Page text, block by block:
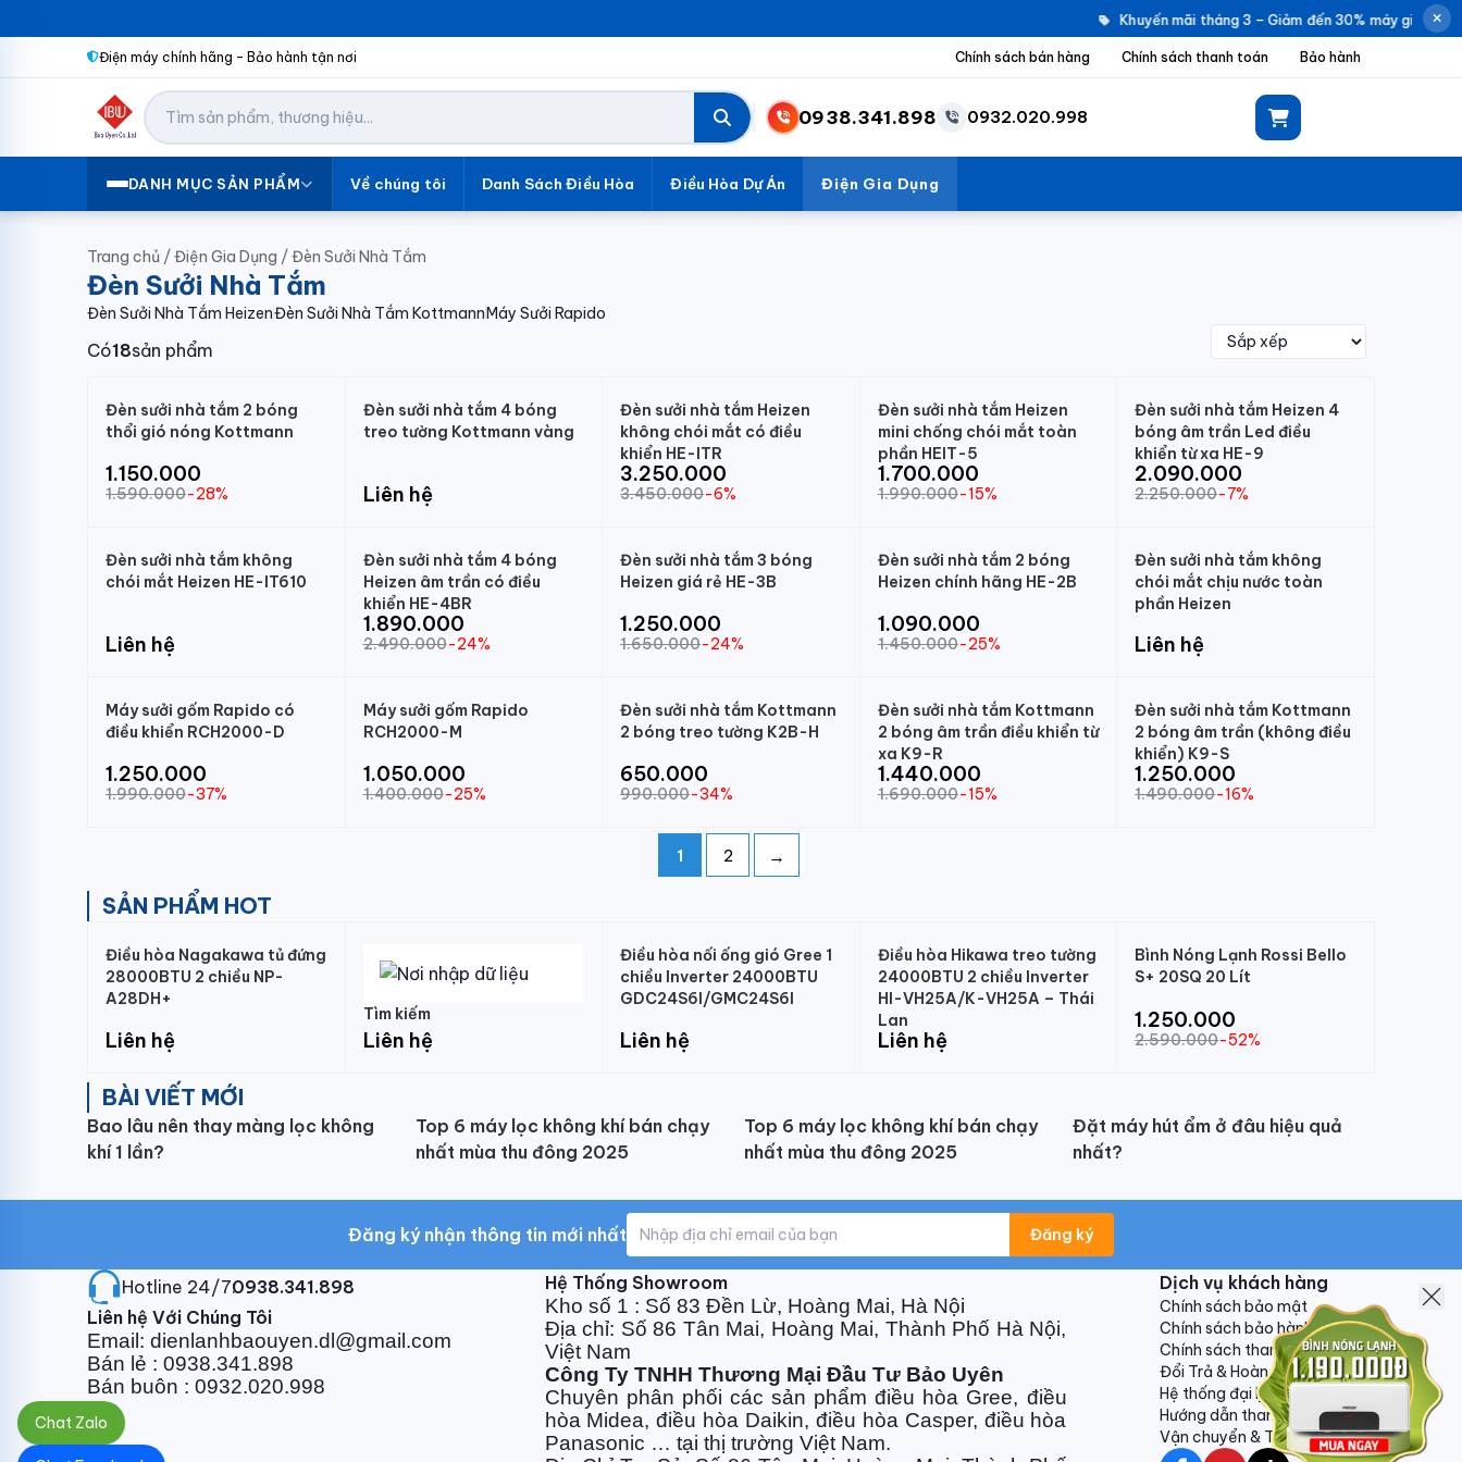
Khuyến mãi tháng 3 – Giảm đến 30% máy giặt
Điện máy chính hãng – Bảo hành tận nơi Chính sách bán hàng Chính sách thanh toán Bảo hành
0938.341.898 0932.020.998
DANH MỤC SẢN PHẨM Về chúng tôi Danh Sách Điều Hòa Điều Hòa Dự Án Điện Gia Dụng
Trang chủ /Điện Gia Dụng /Đèn Sưởi Nhà Tắm
Đèn Sưởi Nhà Tắm
Đèn Sưởi Nhà Tắm HeizenĐèn Sưởi Nhà Tắm KottmannMáy Sưởi Rapido
Có18sản phẩm
Đèn sưởi nhà tắm 2 bóng
thổi gió nóng Kottmann
1.150.000
1.590.000-28%
Đèn sưởi nhà tắm 4 bóng
treo tường Kottmann vàng
Liên hệ
Đèn sưởi nhà tắm Heizen
không chói mắt có điều
khiển HE-ITR
3.250.000
3.450.000-6%
Đèn sưởi nhà tắm Heizen
mini chống chói mắt toàn
phần HEIT-5
1.700.000
1.990.000-15%
Đèn sưởi nhà tắm Heizen 4
bóng âm trần Led điều
khiển từ xa HE-9
2.090.000
2.250.000-7%
Đèn sưởi nhà tắm không
chói mắt Heizen HE-IT610
Liên hệ
Đèn sưởi nhà tắm 4 bóng
Heizen âm trần có điều
khiển HE-4BR
1.890.000
2.490.000-24%
Đèn sưởi nhà tắm 3 bóng
Heizen giá rẻ HE-3B
1.250.000
1.650.000-24%
Đèn sưởi nhà tắm 2 bóng
Heizen chính hãng HE-2B
1.090.000
1.450.000-25%
Đèn sưởi nhà tắm không
chói mắt chịu nước toàn
phần Heizen
Liên hệ
Máy sưởi gốm Rapido có
điều khiển RCH2000-D
1.250.000
1.990.000-37%
Máy sưởi gốm Rapido
RCH2000-M
1.050.000
1.400.000-25%
Đèn sưởi nhà tắm Kottmann
2 bóng treo tường K2B-H
650.000
990.000-34%
Đèn sưởi nhà tắm Kottmann
2 bóng âm trần điều khiển từ
xa K9-R
1.440.000
1.690.000-15%
Đèn sưởi nhà tắm Kottmann
2 bóng âm trần (không điều
khiển) K9-S
1.250.000
1.490.000-16%
1 2 →
SẢN PHẨM HOT
Điều hòa Nagakawa tủ đứng
28000BTU 2 chiều NP-
A28DH+
Liên hệ
Tìm kiếm
Liên hệ
Điều hòa nối ống gió Gree 1
chiều Inverter 24000BTU
GDC24S6I/GMC24S6I
Liên hệ
Điều hòa Hikawa treo tường
24000BTU 2 chiều Inverter
HI-VH25A/K-VH25A – Thái
Lan
Liên hệ
Bình Nóng Lạnh Rossi Bello
S+ 20SQ 20 Lít
1.250.000
2.590.000-52%
BÀI VIẾT MỚI
Bao lâu nên thay màng lọc không
khí 1 lần?
Top 6 máy lọc không khí bán chạy
nhất mùa thu đông 2025
Top 6 máy lọc không khí bán chạy
nhất mùa thu đông 2025
Đặt máy hút ẩm ở đâu hiệu quả
nhất?
Đăng ký nhận thông tin mới nhất Đăng ký
Hotline 24/7:0938.341.898
Liên hệ Với Chúng Tôi
Email: dienlanhbaouyen.dl@gmail.com
Bán lẻ : 0938.341.898
Bán buôn : 0932.020.998
Hệ Thống Showroom
Kho số 1 : Số 83 Đền Lừ, Hoàng Mai, Hà Nội
Địa chỉ: Số 86 Tân Mai, Hoàng Mai, Thành Phố Hà Nội,
Việt Nam
Công Ty TNHH Thương Mại Đầu Tư Bảo Uyên
Chuyên phân phối các sản phẩm điều hòa Gree, điều
hòa Midea, điều hòa Daikin, điều hòa Casper, điều hòa
Panasonic … tại thị trường Việt Nam.
Dịch vụ khách hàng
Chính sách bảo mật
Chính sách bảo hành
Chính sách thanh toán
Đổi Trả & Hoàn Tiền
Hệ thống đại lý
Hướng dẫn thanh toán VNPAY
Vận chuyển & Trả hàng
Chat Zalo